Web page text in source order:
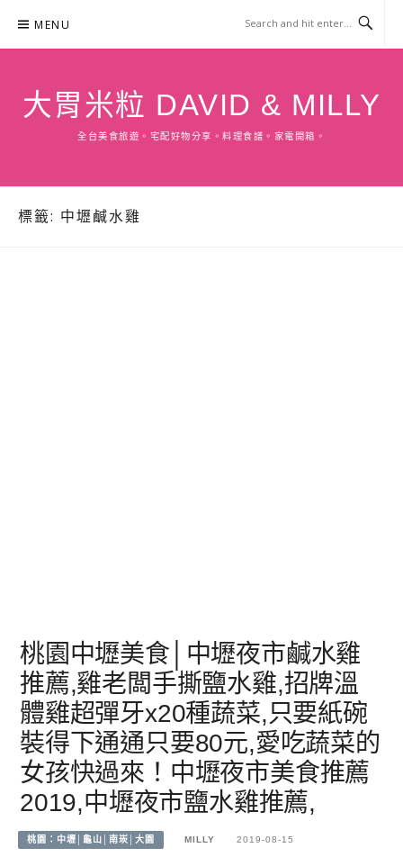
content
MENU
大胃米粒 DAVID & MILLY
全台美食旅遊。宅配好物分享。料理食譜。家電開箱。
標籤: 中壢鹹水雞
桃園中壢美食│中壢夜市鹹水雞
推薦,雞老闆手撕鹽水雞,招牌溫
體雞超彈牙x20種蔬菜,只要紙碗
裝得下通通只要80元,愛吃蔬菜的
女孩快過來！中壢夜市美食推薦
2019,中壢夜市鹽水雞推薦,
桃園：中壢│龜山│南崁│大園 MILLY 2019-08-15